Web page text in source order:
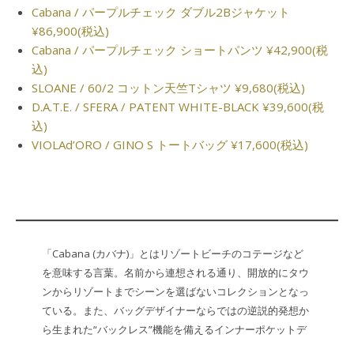
Cabana / パープルチェック ダブル2Bジャケット
¥86,900(税込)
Cabana / パープルチェック ショートパンツ ¥42,900(税
込)
SLOANE / 60/2 コットン天竺Tシャツ ¥9,680(税込)
D.A.T.E. / SFERA / PATENT WHITE-BLACK ¥39,600(税
込)
VIOLAd’ORO / GINO S トートバッグ ¥17,600(税込)
「Cabana (カバナ)」とはリゾートビーチのコテージなど
を意味する言葉。名前から連想される通り、開放的にタウ
ンからリゾートまでシーンを選ばないコレクションとなっ
ている。また、バッグデザイナーならではの逆説的発想か
ら生まれた“バックレス”機能を備えるインナーポケットデ